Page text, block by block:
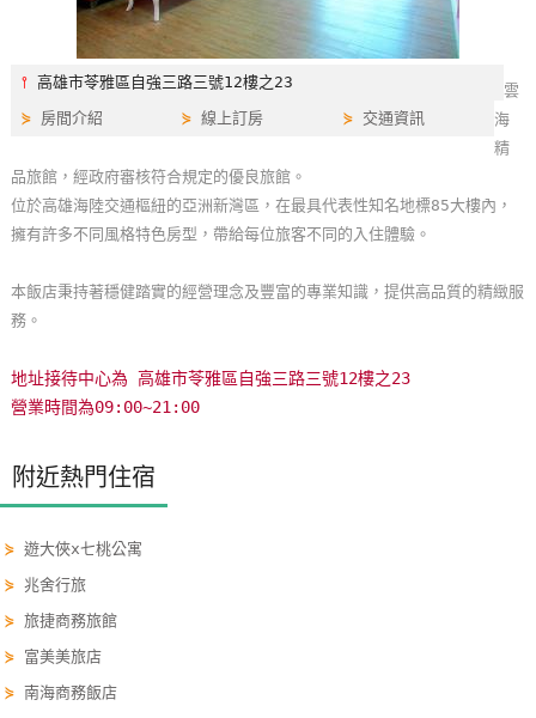
紅
帶
你
樂
地
顧
客
服
顧
滿
⫯高雄市苓雅區自強三路三號12樓之23
⋟ 房間介紹 ⋟線上訂房 ⋟ 交通資訊
雲
海
精
品旅館，經政府審核符合規定的優良旅館。
位於高雄海陸交通樞紐的亞洲新灣區，在最具代表性知名地標85大樓內，
擁有許多不同風格特色房型，帶給每位旅客不同的入住體驗。
本飯店秉持著穩健踏實的經營理念及豐富的專業知識，提供高品質的精緻服
務。
地址接待中心為 高雄市苓雅區自強三路三號12樓之23
營業時間為09:00~21:00
附近熱門住宿
⋟遊大俠x七桃公寓
⋟兆舍行旅
⋟旅捷商務旅館
⋟ 富美美旅店
⋟南海商務飯店